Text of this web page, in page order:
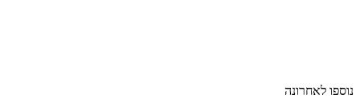
נוספו לאחרונה